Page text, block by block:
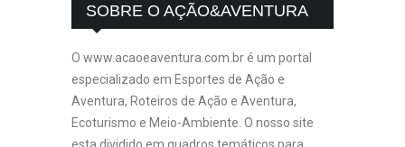
SOBRE O AÇÃO&AVENTURA
O www.acaoeaventura.com.br é um portal
especializado em Esportes de Ação e
Aventura, Roteiros de Ação e Aventura,
Ecoturismo e Meio-Ambiente. O nosso site